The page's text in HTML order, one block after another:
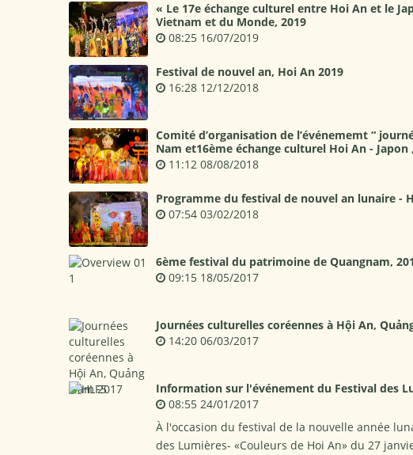
« Le 17e échange culturel entre Hoi An et le
Vietnam et du Monde, 2019
08:25 16/07/2019
Festival de nouvel an, Hoi An 2019
16:28 12/12/2018
Comité d’organisation de l’événememt “
Nam et16ème échange culturel Hoi An - Japon
11:12 08/08/2018
Programme du festival de nouvel an lunaire -
07:54 03/02/2018
6ème festival du patrimoine de Quangnam,
09:15 18/05/2017
Journées culturelles coréennes à Hội An,
14:20 06/03/2017
Information sur l'événement du Festival des
08:55 24/01/2017
À l'occasion du festival de la nouvelle année
des Lumières- «Couleurs de Hoi An» du 27